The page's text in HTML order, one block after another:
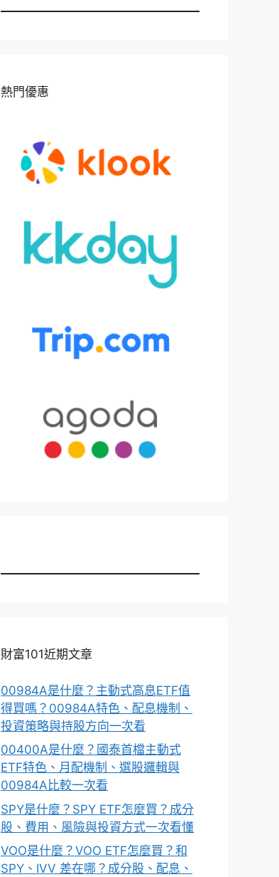
熱門優惠
財富101近期文章
00984A是什麼？主動式高息ETF值
得買嗎？00984A特色、配息機制、
投資策略與持股方向一次看
00400A是什麼？國泰首檔主動式
ETF特色、月配機制、選股邏輯與
00984A比較一次看
SPY是什麼？SPY ETF怎麼買？成分
股、費用、風險與投資方式一次看懂
VOO是什麼？VOO ETF怎麼買？和
SPY、IVV 差在哪？成分股、配息、